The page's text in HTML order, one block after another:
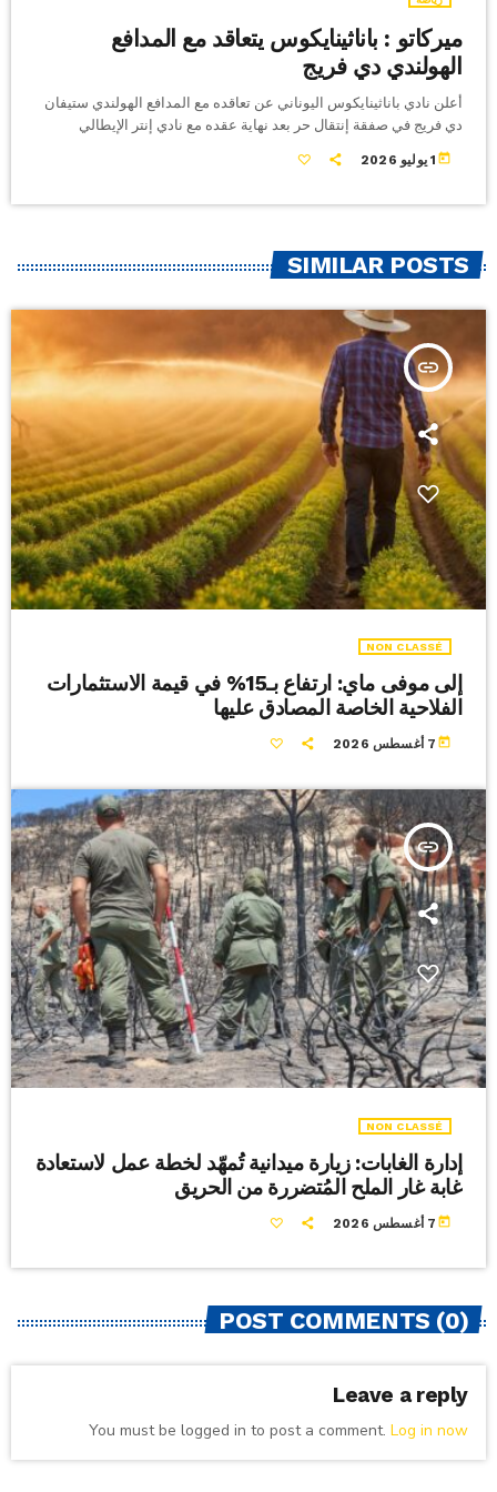
ميركاتو : باناثينايكوس يتعاقد مع المدافع
الهولندي دي فريج
أعلن نادي باناثينايكوس اليوناني عن تعاقده مع المدافع الهولندي ستيفان
دي فريج في صفقة إنتقال حر بعد نهاية عقده مع نادي إنتر الإيطالي
today 1 يوليو 2026
SIMILAR POSTS
insert_link
NON CLASSÉ
إلى موفى ماي: ارتفاع بـ15% في قيمة الاستثمارات
الفلاحية الخاصة المصادق عليها
today 7 أغسطس 2026
insert_link
NON CLASSÉ
إدارة الغابات: زيارة ميدانية تُمهّد لخطة عمل لاستعادة
غابة غار الملح المُتضررة من الحريق
today 7 أغسطس 2026
POST COMMENTS (0)
Leave a reply
You must be logged in to post a comment. Log in now